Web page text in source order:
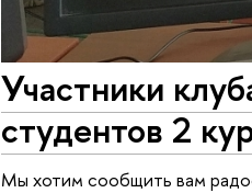
Участники
студентов 2
Мы хотим сообщить вам